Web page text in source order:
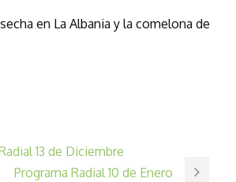
en La Albania y la comelona de
13 de Diciembre
Programa Radial 10 de Enero